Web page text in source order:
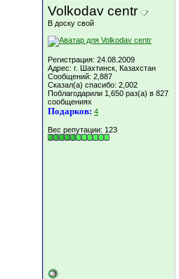
Volkodav centr
В доску свой
Регистрация: 24.08.2009
Адрес: г. Шахтинск, Казахстан
Сообщений: 2,887
Сказал(а) спасибо: 2,002
Поблагодарили 1,650 раз(а) в 827
сообщениях
Подарков: 4
Вес репутации: 123